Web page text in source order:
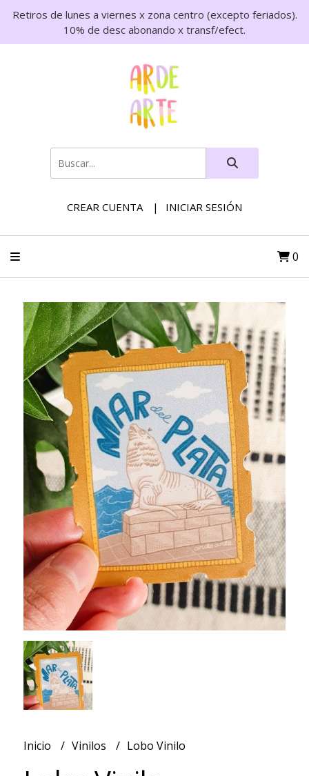
Retiros de lunes a viernes x zona centro (excepto feriados).
10% de desc abonando x transf/efect.
CREAR CUENTA INICIAR SESIÓN
0
Inicio Vinilos Lobo Vinilo